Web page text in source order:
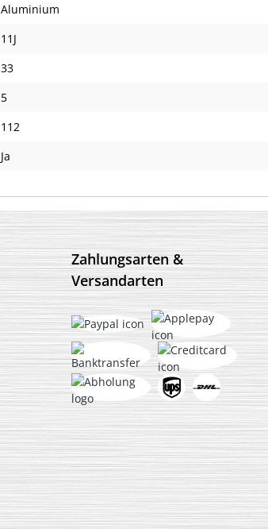
Aluminium
11J
33
5
112
Ja
Zahlungsarten &
Versandarten